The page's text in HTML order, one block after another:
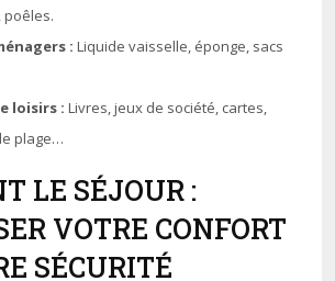
poêles.
: Liquide vaisselle, éponge, sacs
loisirs : Livres, jeux de société, cartes,
plage…
LE SÉJOUR :
VOTRE CONFORT
SÉCURITÉ